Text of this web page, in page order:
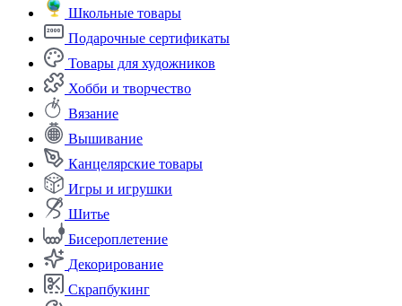
Школьные товары
Подарочные сертификаты
Товары для художников
Хобби и творчество
Вязание
Вышивание
Канцелярские товары
Игры и игрушки
Шитье
Бисероплетение
Декорирование
Скрапбукинг